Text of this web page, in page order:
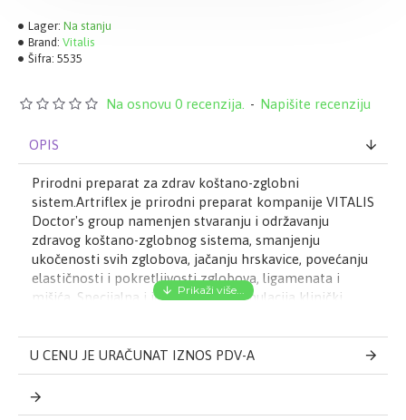
Lager: Na stanju
Brand: Vitalis
Šifra: 5535
Na osnovu 0 recenzija. - Napišite recenziju
OPIS
Prirodni preparat za zdrav koštano-zglobni
sistem.Artriflex je prirodni preparat kompanije VITALIS
Doctor's group namenjen stvaranju i održavanju
zdravog koštano-zglobnog sistema, smanjenju
ukočenosti svih zglobova, jačanju hrskavice, povećanju
elastičnosti i pokretljivosti zglobova, ligamenata i
mišića. Specijalna i jedinstvena formulacija klinički
a i tamjana efikasno deluje na sve zglobove: koleno,
kuk, ostali zglobovi nogu i ruku i kičme i vrata. Artriflex
se preporučuje kao dodatak svakodnevnoj ishrani
osobama u stanjima zapaljenja i ukočenosti zglobova,
bola u zglobovima i artroze. Način upotrebe: Popiti dva
U CENU JE URAČUNAT IZNOS PDV-A